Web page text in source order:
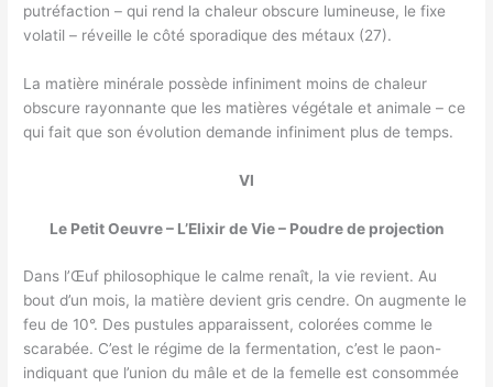
putréfaction – qui rend la chaleur obscure lumineuse, le fixe
volatil – réveille le côté sporadique des métaux (27).
La matière minérale possède infiniment moins de chaleur
obscure rayonnante que les matières végétale et animale – ce
qui fait que son évolution demande infiniment plus de temps.
VI
Le Petit Oeuvre – L’Elixir de Vie – Poudre de projection
Dans l’Œuf philosophique le calme renaît, la vie revient. Au
bout d’un mois, la matière devient gris cendre. On augmente le
feu de 10°. Des pustules apparaissent, colorées comme le
scarabée. C’est le régime de la fermentation, c’est le paon-
indiquant que l’union du mâle et de la femelle est consommée